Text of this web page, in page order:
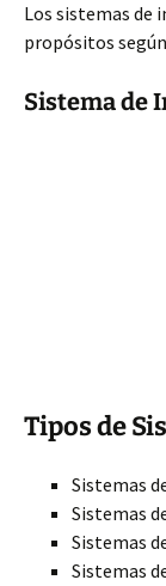
Los sistemas de
propósitos
Sistema de
Tipos de
Sistemas
Sistemas
Sistemas
Sistemas